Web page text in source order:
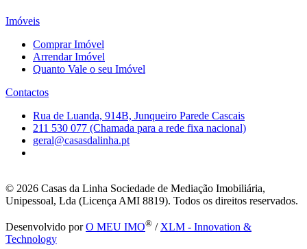
Imóveis
Comprar Imóvel
Arrendar Imóvel
Quanto Vale o seu Imóvel
Contactos
Rua de Luanda, 914B, Junqueiro Parede Cascais
211 530 077 (Chamada para a rede fixa nacional)
geral@casasdalinha.pt
© 2026 Casas da Linha Sociedade de Mediação Imobiliária,
Unipessoal, Lda (Licença AMI 8819). Todos os direitos reservados.
Desenvolvido porO MEU IMO® / XLM - Innovation &
Technology